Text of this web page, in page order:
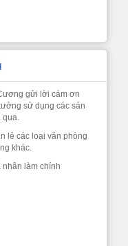
gửi lời cám ơn
sử dụng các sản
qua.
lẻ các loại văn phòng
khác.
nhân làm chính